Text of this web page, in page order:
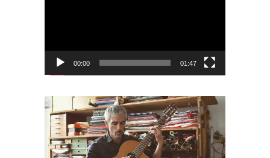
00:00 01:47